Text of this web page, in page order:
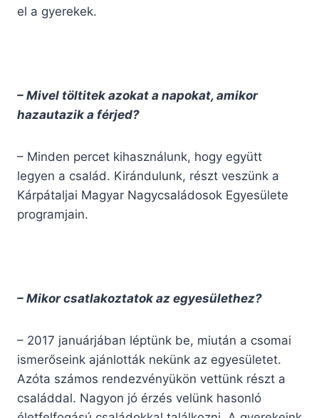
el a gyerekek.
– Mivel töltitek azokat a napokat, amikor
hazautazik a férjed?
– Minden percet kihasználunk, hogy együtt
legyen a család. Kirándulunk, részt veszünk a
Kárpátaljai Magyar Nagycsaládosok Egyesülete
programjain.
– Mikor csatlakoztatok az egyesülethez?
– 2017 januárjában léptünk be, miután a csomai
ismerőseink ajánlották nekünk az egyesületet.
Azóta számos rendezvényükön vettünk részt a
családdal. Nagyon jó érzés velünk hasonló